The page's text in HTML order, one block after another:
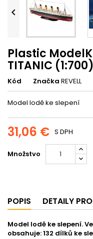

Plastic
TITANIC (1:700)
Kód Značka REVELL
Model lodě ke slepení
31,06 € S DPH
Množstvo
POPIS DETAILY
Model lodě ke slepení.
obsahuje: 132 dílků ke